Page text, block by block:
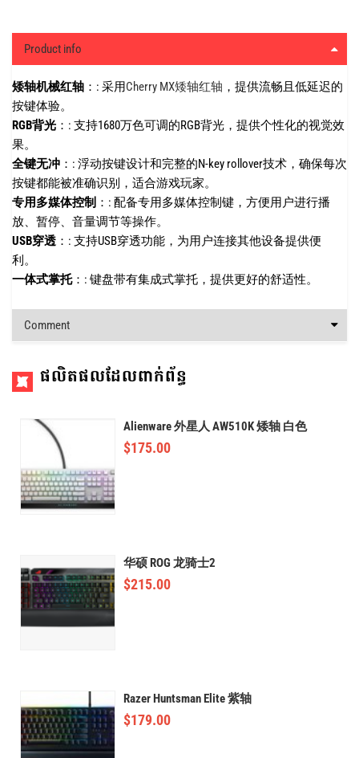
Product info
矮轴机械红轴 ：: 采用Cherry MX矮轴红轴 ， 提供流畅且低延迟的
按键体验。
RGB背光 ：: 支持1680万色可调的RGB背光，提供个性化的视觉效
果。
全键无冲 ：: 浮动按键设计和完整的N-key rollover技术，确保每次
按键都能被准确识别，适合游戏玩家。
专用多媒体控制 ：: 配备专用多媒体控制键，方便用户进行播
放、暂停、音量调节等操作。
USB穿透 ：: 支持USB穿透功能，为用户连接其他设备提供便
利。
一体式掌托：: 键盘带有集成式掌托，提供更好的舒适性。
Comment
ផលិតផលដែលពាក់ព័ន្ធ
Alienware 外星人 AW510K 矮轴 白色
$175.00
华硕 ROG 龙骑士2
$215.00
Razer Huntsman Elite 紫轴
$179.00